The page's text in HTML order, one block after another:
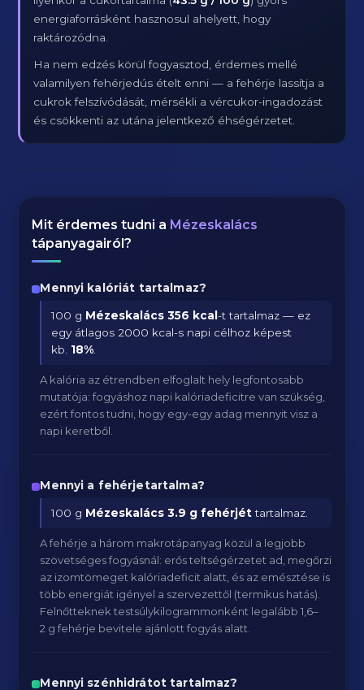
energiaforrásként hasznosul ahelyett, hogy
raktározódna.
Ha nem edzés körül fogyasztod, érdemes mellé
valamilyen fehérjedús ételt enni — a fehérje lassítja a
cukrok felszívódását, mérsékli a vércukor-ingadozást
és csökkenti az utána jelentkező éhségérzetet.
Mit érdemes tudni a Mézeskalács
tápanyagairól?
Mennyi kalóriát tartalmaz?
100 g Mézeskalács 356 kcal-t tartalmaz — ez
egy átlagos 2000 kcal-s napi célhoz képest
kb. 18%
A kalória az étrendben elfoglalt hely legfontosabb
mutatója: fogyáshoz napi kalóriadeficitre van szükség,
ezért fontos tudni, hogy egy-egy adag mennyit visz a
napi keretből.
Mennyi a fehérjetartalma?
100 g Mézeskalács 3.9 g fehérjéttartalmaz.
A fehérje a három makrotápanyag közül a legjobb
szövetséges fogyásnál: erős teltségérzetet ad, megőrzi
az izomtömeget kalóriadeficit alatt, és az emésztése is
több energiát igényel a szervezettől (termikus hatás).
Felnőtteknek testsúlykilogrammonként legalább 1,6–
2 g fehérje bevitele ajánlott fogyás alatt.
Mennyi szénhidrátot tartalmaz?